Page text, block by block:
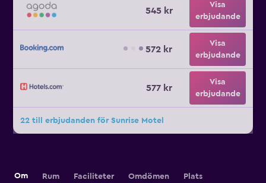
545 kr
Visa
erbjudande
572 kr
Visa
erbjudande
577 kr
Visa
erbjudande
22 till erbjudanden för Sunrise Motel
Om Rum Faciliteter Omdömen Plats